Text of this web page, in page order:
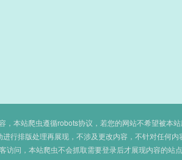
本站爬虫遵循robots协议，若您的网站不希望被本
行排版处理再展现，不涉及更改内容，不针对任何内
问，本站爬虫不会抓取需要登录后才展现内容的站